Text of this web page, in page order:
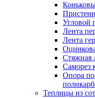
Угловой
Лента
Лента
Стяжная
Саморез
Опора
Теплицы из